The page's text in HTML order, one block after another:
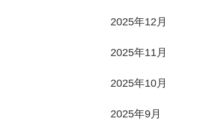
2025年12月
2025年11月
2025年10月
2025年9月